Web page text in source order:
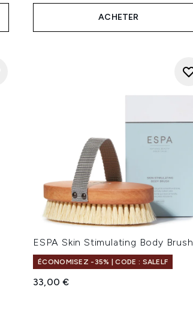
ACHETER
ESPA Skin Stimulating Body Brush
ÉCONOMISEZ -35% | CODE : SALELF
33,00 €